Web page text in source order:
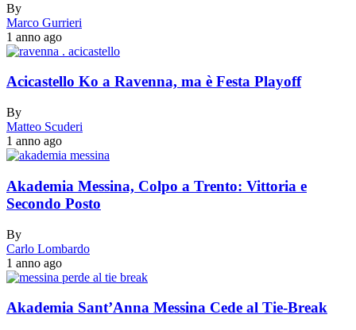
By
Marco Gurrieri
1 anno ago
Acicastello Ko a Ravenna, ma è Festa Playoff
By
Matteo Scuderi
1 anno ago
Akademia Messina, Colpo a Trento: Vittoria e
Secondo Posto
By
Carlo Lombardo
1 anno ago
Akademia Sant’Anna Messina Cede al Tie-Break